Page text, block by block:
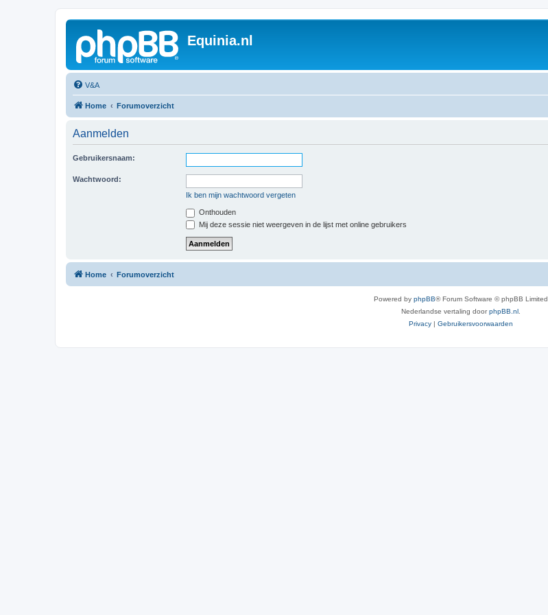
Equinia.nl
V&A
Home Forumoverzicht
Aanmelden
Gebruikersnaam:
Wachtwoord:
Ik ben mijn wachtwoord vergeten
Onthouden
Mij deze sessie niet weergeven in de lijst met online gebruikers
Home Forumoverzicht
Powered by phpBB® Forum Software © phpBB Limited
Nederlandse vertaling doorphpBB.nl.
Privacy | Gebruikersvoorwaarden